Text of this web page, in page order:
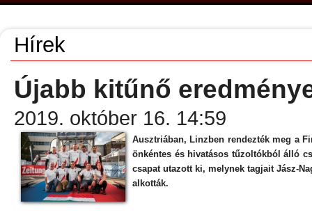
Hírek
Újabb kitűnő
2019. október 16. 14:59
Ausztriában, Linzben rendezték meg a
önkéntes és hivatásos tűzoltókból álló
csapat utazott ki, melynek tagjait Jász-
alkották.